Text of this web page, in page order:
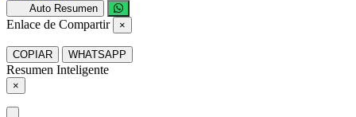
Auto Resumen
Enlace de Compartir ×
COPIAR WHATSAPP
Resumen Inteligente
×